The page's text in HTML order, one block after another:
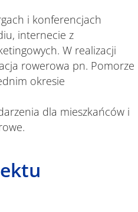
i konferencjach
internecie z
W realizacji
rowerowa pn. Pomorze
okresie
dla mieszkańców i